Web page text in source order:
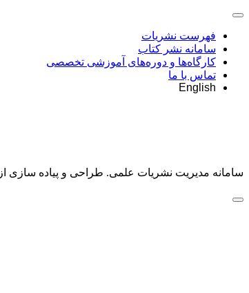
فهرست نشریات
سامانه نشر کتاب
کارگاه‌ها و دوره‌های آموزشی تخصصی
تماس با ما
English
سامانه مدیریت نشریات علمی. طراحی و پیاده سازی از